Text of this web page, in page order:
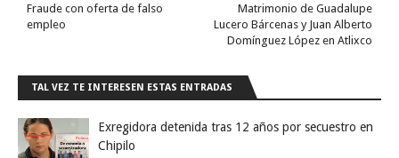
Matrimonio de Guadalupe
Lucero Bárcenas y Juan Alberto
Domínguez López en Atlixco
Fraude con oferta de falso
empleo
TAL VEZ TE INTERESEN ESTAS ENTRADAS
Exregidora detenida tras 12 años por secuestro en
Chipilo